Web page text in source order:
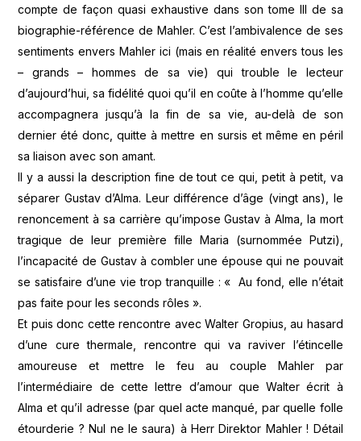
compte de façon quasi exhaustive dans son tome III de sa
biographie-référence de Mahler. C’est l’ambivalence de ses
sentiments envers Mahler ici (mais en réalité envers tous les
– grands – hommes de sa vie) qui trouble le lecteur
d’aujourd’hui, sa fidélité quoi qu’il en coûte à l’homme qu’elle
accompagnera jusqu’à la fin de sa vie, au-delà de son
dernier été donc, quitte à mettre en sursis et même en péril
sa liaison avec son amant.
Il y a aussi la description fine de tout ce qui, petit à petit, va
séparer Gustav d’Alma. Leur différence d’âge (vingt ans), le
renoncement à sa carrière qu’impose Gustav à Alma, la mort
tragique de leur première fille Maria (surnommée Putzi),
l’incapacité de Gustav à combler une épouse qui ne pouvait
se satisfaire d’une vie trop tranquille : « Au fond, elle n’était
pas faite pour les seconds rôles ».
Et puis donc cette rencontre avec Walter Gropius, au hasard
d’une cure thermale, rencontre qui va raviver l’étincelle
amoureuse et mettre le feu au couple Mahler par
l’intermédiaire de cette lettre d’amour que Walter écrit à
Alma et qu’il adresse (par quel acte manqué, par quelle folle
étourderie ? Nul ne le saura) à Herr Direktor Mahler ! Détail